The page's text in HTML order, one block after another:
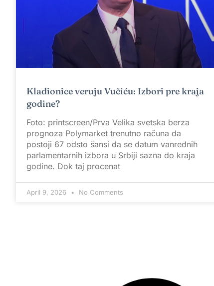
Kladionice veruju Vučiću: Izbori pre kraja
godine?
Foto: printscreen/Prva Velika svetska berza
prognoza Polymarket trenutno računa da
postoji 67 odsto šansi da se datum vanrednih
parlamentarnih izbora u Srbiji sazna do kraja
godine. Dok taj procenat
April 9, 2026 No Comments